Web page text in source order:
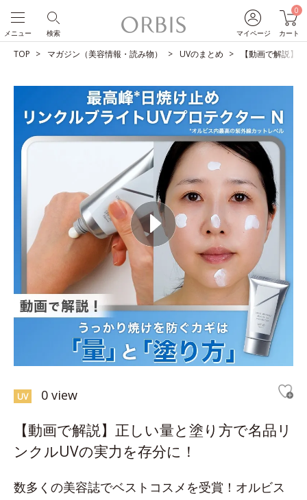
マイページ
0
カート
検索
メニュー
TOP マガジン（美容情報・読み物） UVのまとめ 【動画で解説】
UV 0 view
【動画で解説】正しい量と塗り方で名品リ
ンクルUVの実力を存分に！
数多くの美容誌でベストコスメを受賞！オルビス